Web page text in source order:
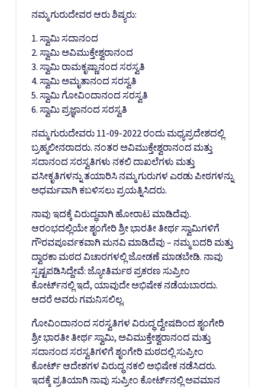
ನಮ್ಮ ಗುರುದೇವರ ಆರು ಶಿಷ್ಯರು:
1. ಸ್ವಾಮಿ ಸದಾನಂದ
2. ಸ್ವಾಮಿ ಅವಿಮುಕ್ತೇಶ್ವರಾನಂದ
3. ಸ್ವಾಮಿ ರಾಮಕೃಷ್ಣಾನಂದ ಸರಸ್ವತಿ
4. ಸ್ವಾಮಿ ಅಮೃತಾನಂದ ಸರಸ್ವತಿ
5. ಸ್ವಾಮಿ ಗೋವಿಂದಾನಂದ ಸರಸ್ವತಿ
6. ಸ್ವಾಮಿ ಪ್ರಜ್ಞಾನಂದ ಸರಸ್ವತಿ
ನಮ್ಮ ಗುರುದೇವರು 11-09-2022 ರಂದು ಮಧ್ಯಪ್ರದೇಶದಲ್ಲಿ
ಬ್ರಹ್ಮಲೀನರಾದರು. ನಂತರ ಅವಿಮುಕ್ತೇಶ್ವರಾನಂದ ಮತ್ತು
ಸದಾನಂದ ಸರಸ್ವತಿಗಳು ನಕಲಿ ದಾಖಲೆಗಳು ಮತ್ತು
ವಸೀಕೃತಿಗಳನ್ನು ತಯಾರಿಸಿ ನಮ್ಮ ಗುರುಗಳ ಎರಡು ಪೀಠಗಳನ್ನು
ಅಧರ್ಮವಾಗಿ ಕಬಳಿಸಲು ಪ್ರಯತ್ನಿಸಿದರು.
ನಾವು ಇದಕ್ಕೆ ವಿರುದ್ಧವಾಗಿ ಹೋರಾಟ ಮಾಡಿದೆವು.
ಆರಂಭದಲ್ಲಿಯೇ ಶೃಂಗೇರಿ ಶ್ರೀ ಭಾರತೀ ತೀರ್ಥ ಸ್ವಾಮಿಗಳಿಗೆ
ಗೌರವಪೂರ್ವಕವಾಗಿ ಮನವಿ ಮಾಡಿದೆವು – ನಮ್ಮ ಬದರಿ ಮತ್ತು
ದ್ವಾರಕಾ ಮಠದ ವಿಚಾರಗಳಲ್ಲಿ ಜೋಡಣೆ ಮಾಡಬೇಡಿ. ನಾವು
ಸ್ಪಷ್ಟಪಡಿಸಿದ್ದೇವೆ: ಜ್ಯೋತಿರ್ಮಠ ಪ್ರಕರಣ ಸುಪ್ರೀಂ
ಕೋರ್ಟ್‌ನಲ್ಲಿ ಇದೆ, ಯಾವುದೇ ಅಭಿಷೇಕ ನಡೆಯಬಾರದು.
ಆದರೆ ಅವರು ಗಮನಿಸಲಿಲ್ಲ.
ಗೋವಿಂದಾನಂದ ಸರಸ್ವತಿಗಳ ವಿರುದ್ಧ ದ್ವೇಷದಿಂದ ಶೃಂಗೇರಿ
ಶ್ರೀ ಭಾರತೀ ತೀರ್ಥ ಸ್ವಾಮಿ, ಅವಿಮುಕ್ತೇಶ್ವರಾನಂದ ಮತ್ತು
ಸದಾನಂದ ಸರಸ್ವತಿಗಳಿಗೆ ಶೃಂಗೇರಿ ಮಠದಲ್ಲಿ ಸುಪ್ರೀಂ
ಕೋರ್ಟ್ ಆದೇಶಗಳ ವಿರುದ್ಧ ನಕಲಿ ಅಭಿಷೇಕ ನಡೆಸಿದರು.
ಇದಕ್ಕೆ ಪ್ರತಿಯಾಗಿ ನಾವು ಸುಪ್ರೀಂ ಕೋರ್ಟ್‌ನಲ್ಲಿ ಅವಮಾನ